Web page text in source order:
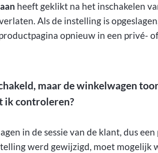
heeft geklikt na het inschakelen
Als de instelling is
opnieuw in een privé-
maar de winkelwagen
ik controleren?
in de sessie van de klant, dus
werd gewijzigd, moet mogelijk